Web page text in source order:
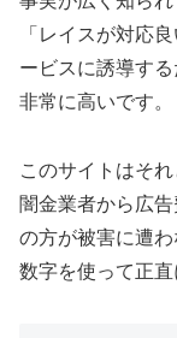
「レイスが対応
ービスに誘導す
非常に高いです。
このサイトはそ
闇金業者から広
の方が被害に遭
数字を使って正直